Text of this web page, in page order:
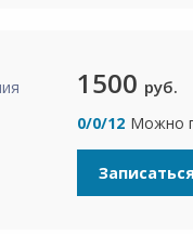
1500 руб.
0/0/12 Можно
Записаться